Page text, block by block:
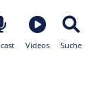
Videos Suche